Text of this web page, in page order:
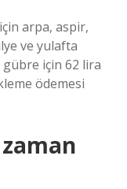
arpa, aspir,
ve yulafta
için 62 lira
ödemesi